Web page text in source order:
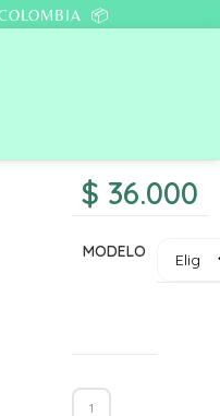
📦
$ 36.000
MODELO